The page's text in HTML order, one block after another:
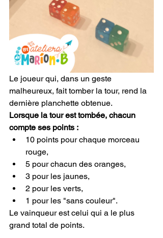
Le joueur qui, dans un geste
malheureux, fait tomber la tour, rend la
dernière planchette obtenue.
Lorsque la tour est tombée, chacun
compte ses points :
10 points pour chaque morceau
rouge,
5 pour chacun des oranges,
3 pour les jaunes,
2 pour les verts,
1 pour les "sans couleur".
Le vainqueur est celui qui a le plus
grand total de points.